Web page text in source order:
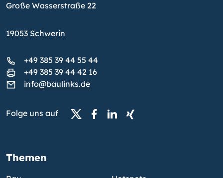
Große Wasserstraße 22
19053 Schwerin
+49 385 39 44 55 44
+49 385 39 44 42 16
info@baulinks.de
Folge uns auf
Themen